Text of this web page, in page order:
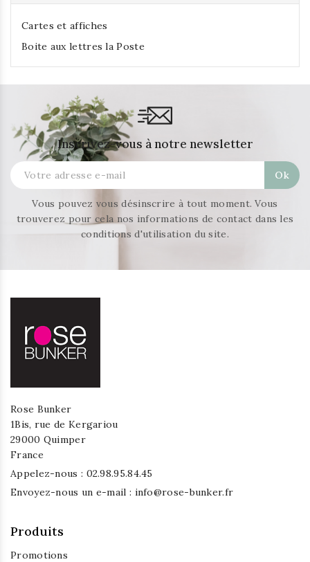
Cartes et affiches
Boite aux lettres la Poste
Inscrivez-vous à notre newsletter
Vous pouvez vous désinscrire à tout moment. Vous
trouverez pour cela nos informations de contact dans les
conditions d'utilisation du site.
Rose Bunker
1Bis, rue de Kergariou
29000 Quimper
France
Appelez-nous : 02.98.95.84.45
Envoyez-nous un e-mail : info@rose-bunker.fr
Produits
Promotions